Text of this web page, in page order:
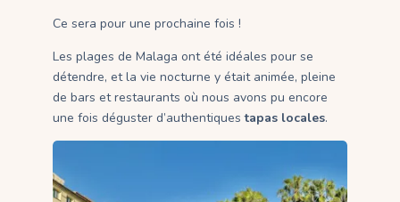
Ce sera pour une prochaine fois !
Les plages de Malaga ont été idéales pour se
détendre, et la vie nocturne y était animée, pleine
de bars et restaurants où nous avons pu encore
une fois déguster d’authentiquestapas locales.